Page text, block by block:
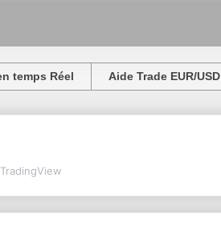
temps Réel Aide Trade EUR/USD